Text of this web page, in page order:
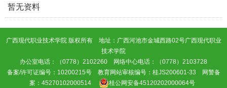
暂无资料
广西现代职业技术学院 版权所有 地址：广西河池市金城西路02号广西现代职业
技术学院
办公室电话：（0778）2102260 网络中心电话：（0778）2103728
备案/许可证编号：10200215号 教育网站审核编号：桂JS200601-33 网警备
案：45270102000514
桂公网安备45120202000064号